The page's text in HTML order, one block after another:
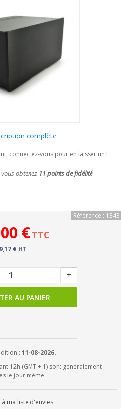
complète
connectez-vous pour en laisser un !
obtenez 11 points de fidélité
Référence : 1343
€ TTC
€ HT
+
AU PANIER
: 11-08-2026.
12h (GMT + 1) sont généralement
le jour même.
ma liste d'envies